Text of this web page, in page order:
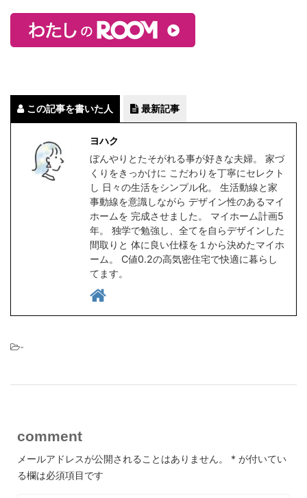
この記事を書いた人 最新記事
ヨハク
ぼんやりとたそがれる事が好きな夫婦。 家づ
くりをきっかけに こだわりを丁寧にセレクト
し 日々の生活をシンプル化。 生活動線と家
事動線を意識しながら デザイン性のあるマイ
ホームを 完成させました。 マイホーム計画5
年。 独学で勉強し、全てを自らデザインした
間取りと 体に良い仕様を１から決めたマイホ
ーム。 C値0.2の高気密住宅で快適に暮らし
てます。
-
comment
メールアドレスが公開されることはありません。 * が付いてい
る欄は必須項目です